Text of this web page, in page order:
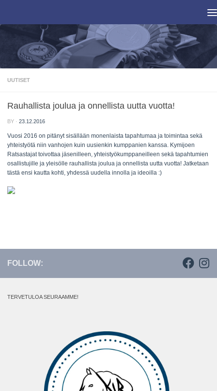
UUTISET
Rauhallista joulua ja onnellista uutta vuotta!
BY · 23.12.2016
Vuosi 2016 on pitänyt sisällään monenlaista tapahtumaa ja toimintaa sekä
yhteistyötä niin vanhojen kuin uusienkin kumppanien kanssa. Kymijoen
Ratsastajat toivottaa jäsenilleen, yhteistyökumppaneilleen sekä tapahtumien
osallistujille ja yleisölle rauhallista joulua ja onnellista uutta vuotta! Jatketaan
tästä ensi kautta kohti, yhdessä uudella innolla ja ideoilla :)
FOLLOW:
TERVETULOA SEURAAMME!